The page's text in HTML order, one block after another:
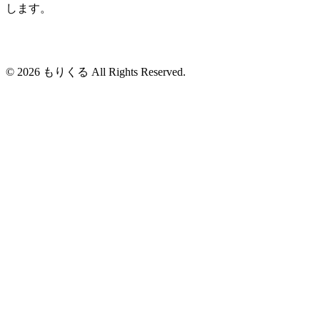
します。
© 2026 もりくる All Rights Reserved.